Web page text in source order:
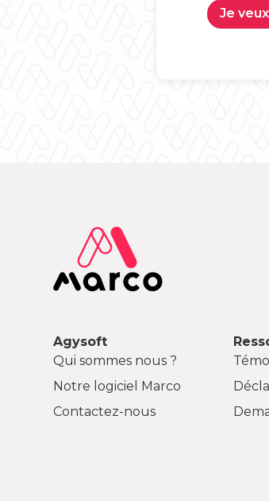
Je
Agysoft
Qui sommes nous ?
Notre logiciel Marco
Contactez-nous